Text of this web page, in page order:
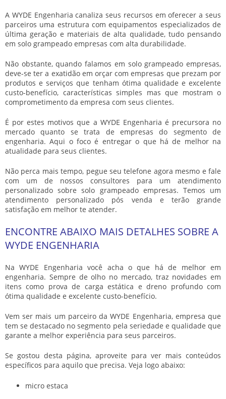
A WYDE Engenharia canaliza seus recursos em oferecer a seus
parceiros uma estrutura com equipamentos especializados de
última geração e materiais de alta qualidade, tudo pensando
em solo grampeado empresas com alta durabilidade.
Não obstante, quando falamos em solo grampeado empresas,
deve-se ter a exatidão em orçar com empresas que prezam por
produtos e serviços que tenham ótima qualidade e excelente
custo-benefício, características simples mas que mostram o
comprometimento da empresa com seus clientes.
É por estes motivos que a WYDE Engenharia é precursora no
mercado quanto se trata de empresas do segmento de
engenharia. Aqui o foco é entregar o que há de melhor na
atualidade para seus clientes.
Não perca mais tempo, pegue seu telefone agora mesmo e fale
com um de nossos consultores para um atendimento
personalizado sobresolo grampeado empresas. Temos um
atendimento personalizado pós venda e terão grande
satisfação em melhor te atender.
ENCONTRE ABAIXO MAIS DETALHES SOBRE A
WYDE ENGENHARIA
Na WYDE Engenharia você acha o que há de melhor em
engenharia. Sempre de olho no mercado, traz novidades em
itens como prova de carga estática e dreno profundo com
ótima qualidade e excelente custo-benefício.
Vem ser mais um parceiro da WYDE Engenharia, empresa que
tem se destacado no segmento pela seriedade e qualidade que
garante a melhor experiência para seus parceiros.
Se gostou desta página, aproveite para ver mais conteúdos
específicos para aquilo que precisa. Veja logo abaixo:
micro estaca